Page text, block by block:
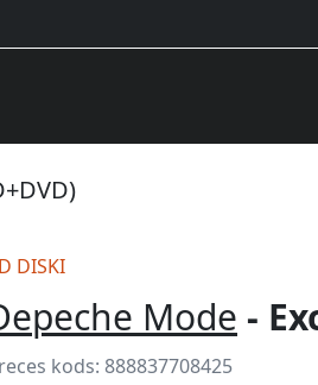
DISKI
Mode -
kods: 888837708425